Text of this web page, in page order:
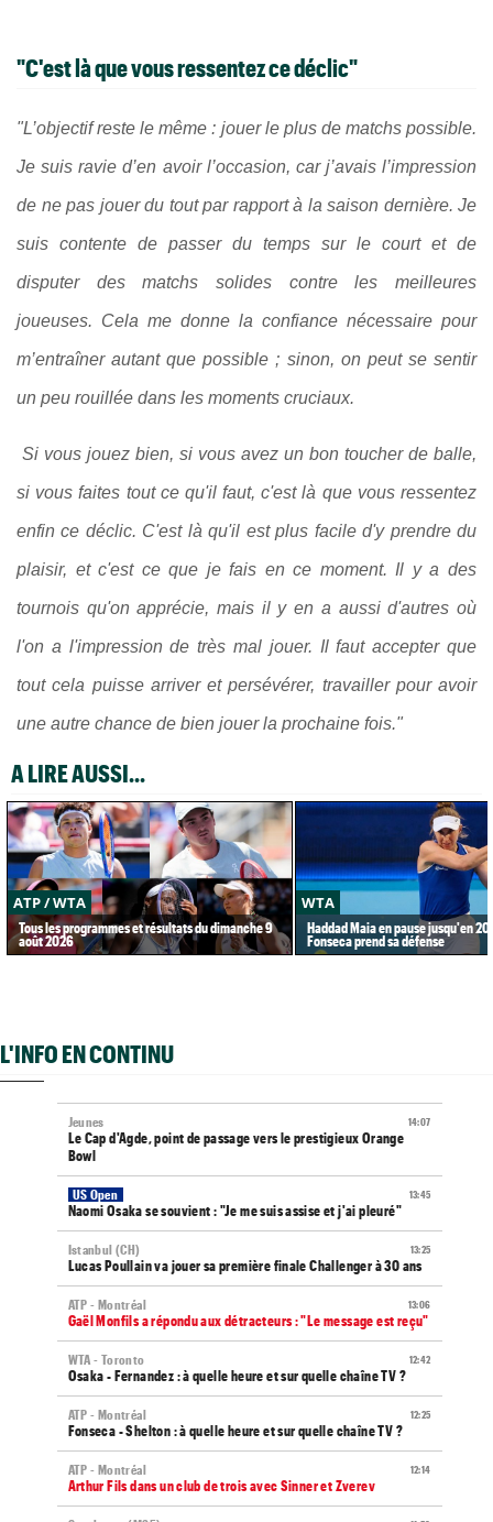
"C'est là que vous ressentez ce déclic"
"L’objectif reste le même : jouer le plus de matchs possible.
Je suis ravie d’en avoir l’occasion, car j’avais l’impression
de ne pas jouer du tout par rapport à la saison dernière. Je
suis contente de passer du temps sur le court et de
disputer des matchs solides contre les meilleures
joueuses. Cela me donne la confiance nécessaire pour
m’entraîner autant que possible ; sinon, on peut se sentir
un peu rouillée dans les moments cruciaux.
Si vous jouez bien, si vous avez un bon toucher de balle,
si vous faites tout ce qu'il faut, c'est là que vous ressentez
enfin ce déclic. C'est là qu'il est plus facile d'y prendre du
plaisir, et c'est ce que je fais en ce moment. Il y a des
tournois qu'on apprécie, mais il y en a aussi d'autres où
l'on a l'impression de très mal jouer. Il faut accepter que
tout cela puisse arriver et persévérer, travailler pour avoir
une autre chance de bien jouer la prochaine fois."
A LIRE AUSSI...
ATP / WTA
Tous les programmes et résultats du dimanche 9
août 2026
WTA
Haddad Maia en pause jusqu'en
Fonseca prend sa défense
L'INFO EN CONTINU
14:07
Jeunes
Le Cap d'Agde, point de passage vers le prestigieux Orange
Bowl
13:45
US Open
Naomi Osaka se souvient : "Je me suis assise et j'ai pleuré"
13:25
Istanbul (CH)
Lucas Poullain va jouer sa première finale Challenger à 30 ans
13:06
ATP - Montréal
Gaël Monfils a répondu aux détracteurs : "Le message est reçu"
12:42
WTA - Toronto
Osaka - Fernandez : à quelle heure et sur quelle chaîne TV ?
12:25
ATP - Montréal
Fonseca - Shelton : à quelle heure et sur quelle chaîne TV ?
12:14
ATP - Montréal
Arthur Fils dans un club de trois avec Sinner et Zverev